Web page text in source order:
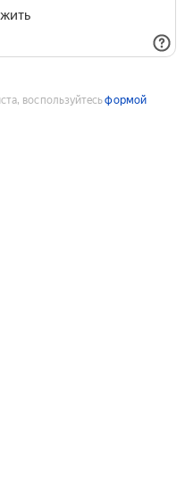
воспользуйтесьформой